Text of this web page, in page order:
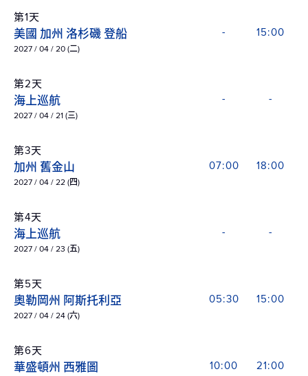
第1天
美國 加州 洛杉磯 登船
2027 / 04 / 20 (二)
- 15:00
第2天
海上巡航
2027 / 04 / 21 (三)
- -
第3天
加州 舊金山
2027 / 04 / 22 (四)
07:00 18:00
第4天
海上巡航
2027 / 04 / 23 (五)
- -
第5天
奧勒岡州 阿斯托利亞
2027 / 04 / 24 (六)
05:30 15:00
第6天
華盛頓州 西雅圖 10:00 21:00